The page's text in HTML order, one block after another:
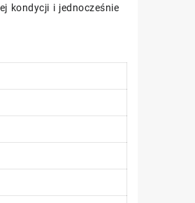
kondycji i jednocześnie